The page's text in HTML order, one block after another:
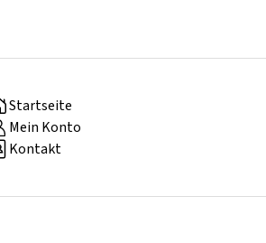
Startseite
Mein Konto
Kontakt